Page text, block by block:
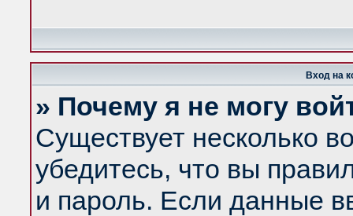
Вход на
» Почему я не могу
Существует несколько
убедитесь, что вы
и пароль. Если данные